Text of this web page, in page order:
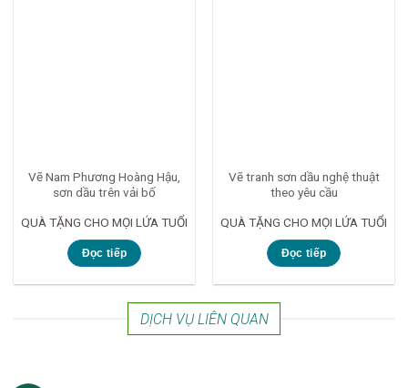
Vẽ Nam Phương Hoàng Hậu,
sơn dầu trên vải bố
QUÀ TẶNG CHO MỌI LỨA TUỔI
Đọc tiếp
Vẽ tranh sơn dầu nghệ thuật
theo yêu cầu
QUÀ TẶNG CHO MỌI LỨA TUỔI
Đọc tiếp
DỊCH VỤ LIÊN QUAN